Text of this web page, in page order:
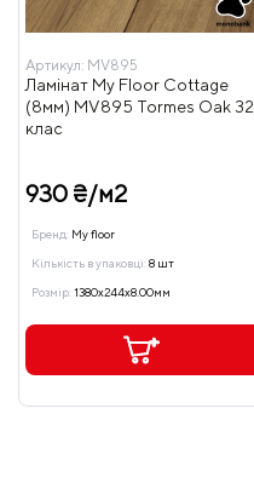
Артикул: MV895
Ламінат My Floor Cottage
(8мм) MV895 Tormes Oak 32
клас
930 ₴/м2
Бренд: My floor
Кількість в упаковці:8 шт
Розмір:1380x244x8.00мм